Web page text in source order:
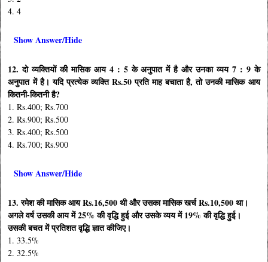
4. 4
Show Answer/Hide
12. दो व्यक्तियों की मासिक आय 4 : 5 के अनुपात में है और उनका व्यय 7 : 9 के
अनुपात में है। यदि प्रत्येक व्यक्ति Rs.50 प्रति माह बचाता है, तो उनकी मासिक आय
कितनी-कितनी है?
1. Rs.400; Rs.700
2. Rs.900; Rs.500
3. Rs.400; Rs.500
4. Rs.700; Rs.900
Show Answer/Hide
13. रमेश की मासिक आय Rs.16,500 थी और उसका मासिक खर्च Rs.10,500 था।
अगले वर्ष उसकी आय में 25% की वृद्धि हुई और उसके व्यय में 19% की वृद्धि हुई।
उसकी बचत में प्रतिशत वृद्धि ज्ञात कीजिए।
1. 33.5%
2. 32.5%